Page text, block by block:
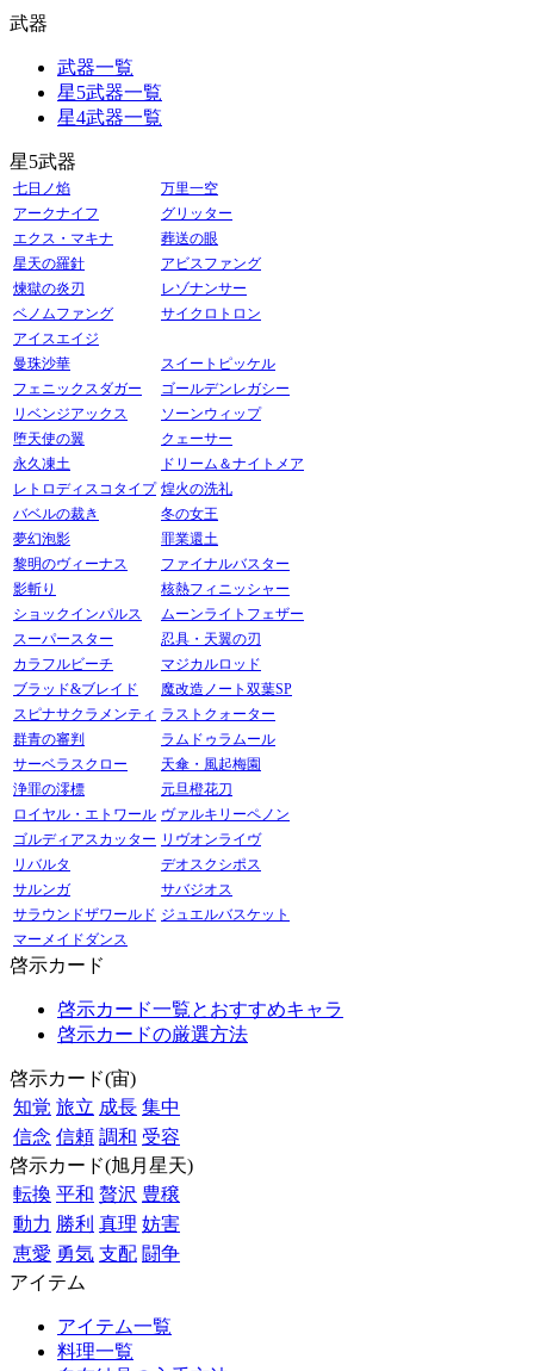
武器
武器一覧
星5武器一覧
星4武器一覧
星5武器
七日ノ焰
万里一空
アークナイフ
グリッター
エクス・マキナ
葬送の眼
星天の羅針
アビスファング
煉獄の炎刃
レゾナンサー
ベノムファング
サイクロトロン
アイスエイジ
曼珠沙華
スイートピッケル
フェニックスダガー
ゴールデンレガシー
リベンジアックス
ソーンウィップ
堕天使の翼
クェーサー
永久凍土
ドリーム＆ナイトメア
レトロディスコタイプ 煌火の洗礼
バベルの裁き
冬の女王
夢幻泡影
罪業還土
黎明のヴィーナス
ファイナルバスター
影斬り
核熱フィニッシャー
ショックインパルス
ムーンライトフェザー
スーパースター
忍具・天翼の刃
カラフルビーチ
マジカルロッド
ブラッド&ブレイド
魔改造ノート双葉SP
スピナサクラメンティ ラストクォーター
群青の審判
ラムドゥラムール
サーベラスクロー
天傘・風起梅園
浄罪の澪標
元旦橙花刀
ロイヤル・エトワール ヴァルキリーペノン
ゴルディアスカッター リヴオンライヴ
リバルタ
デオスクシポス
サルンガ
サバジオス
サラウンドザワールド ジュエルバスケット
マーメイドダンス
啓示カード
啓示カード一覧とおすすめキャラ
啓示カードの厳選方法
啓示カード(宙)
知覚 旅立 成長 集中
信念 信頼 調和 受容
啓示カード(旭月星天)
転換 平和 贅沢 豊穣
動力 勝利 真理 妨害
恵愛 勇気 支配 闘争
アイテム
アイテム一覧
料理一覧